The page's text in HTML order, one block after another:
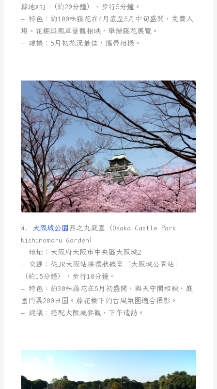
綠地站」（約20分鐘），步行5分鐘。
– 特色：約100株藤花在4月底至5月中旬盛開，免費入
場。花棚與風車景觀相映，舉辦藤花展覽。
– 建議：5月初花況最佳，攜帶相機。
4. 大阪城公園 西之丸庭園（Osaka Castle Park
Nishinomaru Garden）
– 地址：大阪府大阪市中央區大阪城2
– 交通：從JR大阪站搭環狀線至「大阪城公園站」
（約15分鐘），步行10分鐘。
– 特色：約30株藤花在5月初盛開，與天守閣相映，庭
園門票200日圓。藤花棚下的古風氛圍適合攝影。
– 建議：搭配大阪城參觀，下午造訪。